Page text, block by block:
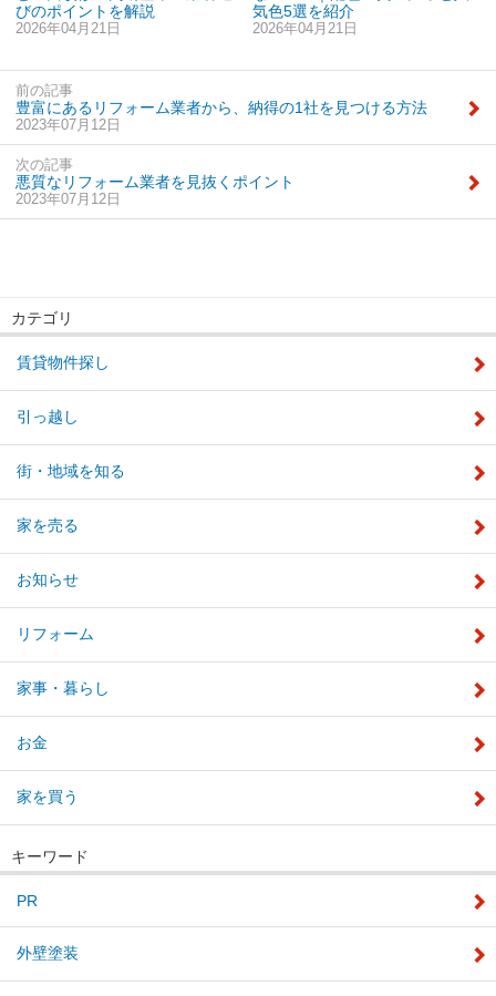
びのポイントを解説
2026年04月21日
気色5選を紹介
2026年04月21日
前の記事
豊富にあるリフォーム業者から、納得の1社を見つける方法
2023年07月12日
次の記事
悪質なリフォーム業者を見抜くポイント
2023年07月12日
カテゴリ
賃貸物件探し
引っ越し
街・地域を知る
家を売る
お知らせ
リフォーム
家事・暮らし
お金
家を買う
キーワード
PR
外壁塗装